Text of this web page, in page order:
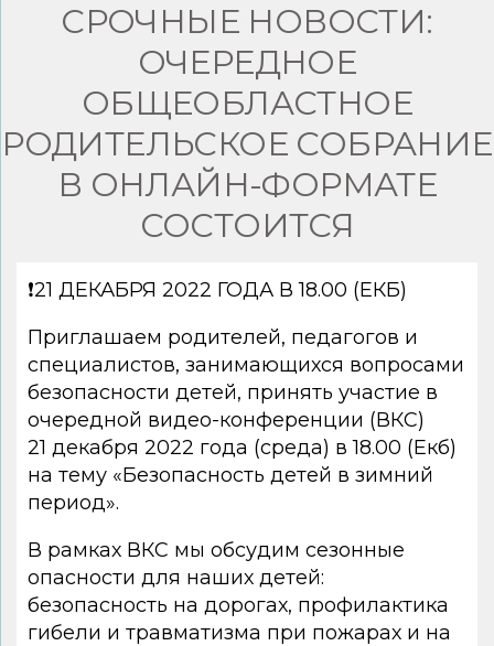
СРОЧНЫЕ НОВОСТИ:
ОЧЕРЕДНОЕ
ОБЩЕОБЛАСТНОЕ
РОДИТЕЛЬСКОЕ СОБРАНИЕ
В ОНЛАЙН-ФОРМАТЕ
СОСТОИТСЯ
❗21 ДЕКАБРЯ 2022 ГОДА В 18.00 (ЕКБ)
Приглашаем родителей, педагогов и
специалистов, занимающихся вопросами
безопасности детей, принять участие в
очередной видео-конференции (ВКС)
21 декабря 2022 года (среда) в 18.00 (Екб)
на тему «Безопасность детей в зимний
период».
В рамках ВКС мы обсудим сезонные
опасности для наших детей:
безопасность на дорогах, профилактика
гибели и травматизма при пожарах и на